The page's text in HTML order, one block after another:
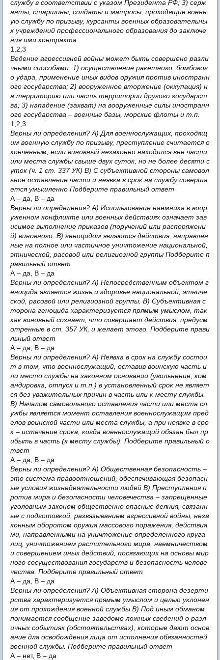
службу в соответствии с указом Президента РФ; 3) серж
анты, старшины, солдаты и матросы, проходящие военн
ую службу по призыву, курсанты военных образовательны
х учреждений профессионального образования до заключе
ния ими контракта.
1,2,3
Ведение агрессивной войны может быть совершено разли
чными способами: 1) осуществление ракетного, бомбовог
о удара, применение иных видов оружия против иностранн
ого государства; 2) вооруженное вторжение (оккупация) н
а территорию или часть территории другого государст
ва; 3) нападение (захват) на вооруженные силы иностранн
ого государства – военные базы, морские флоты и т.п.
1,2,3
Верны ли определения? А) Для военнослужащих, проходящ
им военную службу по призыву, преступление считается о
конченным, если виновный незаконно находился вне части
или места службы свыше двух суток, но не более десяти с
уток (ч. 1 ст. 337 УК) В) С субъективной стороны самовол
ьное оставление части и неявка в срок на службу соверша
ется умышленно Подберите правильный ответ
А – да, В – да
Верны ли определения? А) Использование наемника в воор
уженном конфликте или военных действиях означает зав
исимое выполнение приказов (поручений или распоряжени
й) виновного. В) геноцидом являются действия, направлен
ные на полное или частичное уничтожение национальной,
этнической, расовой или религиозной группы Подберите п
равильный ответ
А – да, В – да
Верны ли определения? А) Непосредственным объектом г
еноцида является жизнь и здоровье национальной, этниче
ской, расовой или религиозной группы. В) Субъективная с
торона геноцида характеризуется прямым умыслом, так
как виновный сознает, что совершает действия, предусм
отренные в ст. 357 УК, и желает этого. Подберите прави
льный ответ
А – да, В – да
Верны ли определения? А) Неявка в срок на службу состои
т в том, что военнослужащий, оставив воинскую часть и
ли место службы на законном основании (увольнение, ком
андировка, отпуск и т.п.) в установленный срок не являет
ся без уважительных причин в часть или к месту службы.
В) Началом самовольного оставления части или места сл
ужбы является момент оставления военнослужащим пред
елов воинской части или места службы, а при неявке в сро
к – истечение срока, когда военнослужащий обязан был пр
ибыть в часть (к месту службы). Подберите правильный о
твет
А – да, В – да
Верны ли определения? А) Общественная безопасность –
это система правоотношений, обеспечивающая безопасн
ые условия жизнедеятельности людей В) Преступления п
ротив мира и безопасности человечества – запрещенные
уголовным законом общественно опасные деяния, связанн
ые с подготовкой, развязыванием агрессивной войны, неза
конным оборотом оружия массового поражения, действия
ми, направленными на уничтожение определенного круга
лиц, уничтожением растительного мира, наемничеством
и совершением иных действий, посягающих на основы мир
ного сосуществования государств и безопасность челове
чества. Подберите правильный ответ
А – да, В – да
Верны ли определения? А) Объективная сторона дезерти
рства характеризуется прямым умыслом и целью уклонен
ия от прохождения военной службы В) Под иным обманом
понимается сообщение заведомо ложных сведений о разл
ичных событиях (обстоятельствах), которые дают основ
ание для освобождения лица от исполнения обязанностей
военной службы. Подберите правильный ответ
А – нет, В – да